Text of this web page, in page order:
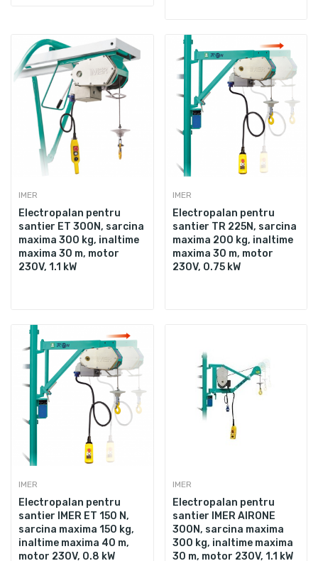
IMER
Electropalan pentru
santier ET 300N, sarcina
maxima 300 kg, inaltime
maxima 30 m, motor
230V, 1.1 kW
IMER
Electropalan pentru
santier TR 225N, sarcina
maxima 200 kg, inaltime
maxima 30 m, motor
230V, 0.75 kW
IMER
Electropalan pentru
santier IMER ET 150 N,
sarcina maxima 150 kg,
inaltime maxima 40 m,
motor 230V, 0.8 kW
IMER
Electropalan pentru
santier IMER AIRONE
300N, sarcina maxima
300 kg, inaltime maxima
30 m, motor 230V, 1.1 kW